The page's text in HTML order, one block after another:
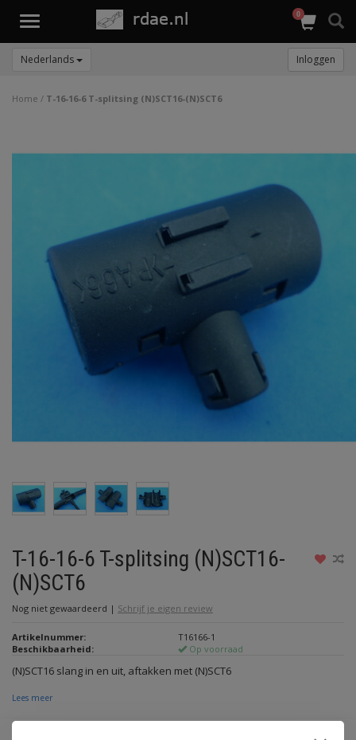
Toggle
0
Nederlands Inloggen
Home / T-16-16-6 T-splitsing (N)SCT16-(N)SCT6
T-16-16-6 T-splitsing (N)SCT16-
(N)SCT6
Nog niet gewaardeerd | Schrijf je eigen review
Artikelnummer:
T16166-1
Beschikbaarheid:
Op voorraad
(N)SCT16 slang in en uit, aftakken met (N)SCT6
Lees meer